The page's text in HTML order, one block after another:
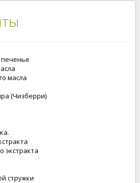
печенье
масла
(Чизберри)
экстракта
стружки